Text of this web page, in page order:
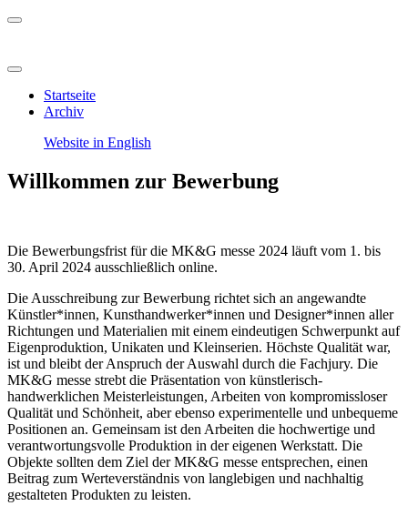
Startseite
Archiv
Website in English
Willkommen zur Bewerbung
Die Bewerbungsfrist für die MK&G messe 2024 läuft vom 1. bis
30. April 2024 ausschließlich online.
Die Ausschreibung zur Bewerbung richtet sich an angewandte
Künstler*innen, Kunsthandwerker*innen und Designer*innen aller
Richtungen und Materialien mit einem eindeutigen Schwerpunkt auf
Eigenproduktion, Unikaten und Kleinserien. Höchste Qualität war,
ist und bleibt der Anspruch der Auswahl durch die Fachjury. Die
MK&G messe strebt die Präsentation von künstlerisch-
handwerklichen Meisterleistungen, Arbeiten von kompromissloser
Qualität und Schönheit, aber ebenso experimentelle und unbequeme
Positionen an. Gemeinsam ist den Arbeiten die hochwertige und
verantwortungsvolle Produktion in der eigenen Werkstatt. Die
Objekte sollten dem Ziel der MK&G messe entsprechen, einen
Beitrag zum Werteverständnis von langlebigen und nachhaltig
gestalteten Produkten zu leisten.